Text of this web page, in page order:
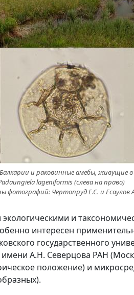
и раковинные амебы, живущие в
lageniformis (слева на право)
фотографий: Чертопруд Е.С. и Есаулов
и
интересен
государственного
А.Н. Северцова РАН
положение) и